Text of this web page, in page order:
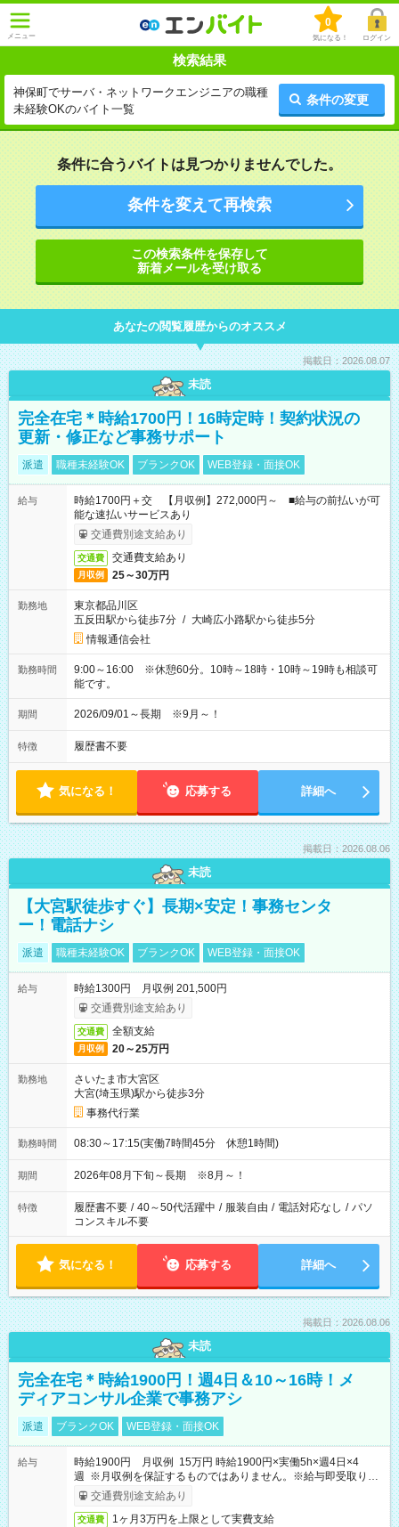
メニュー
0
気になる！ ログイン
検索結果
神保町でサーバ・ネットワークエンジニアの職種
未経験OKのバイト一覧
条件の変更
条件に合うバイトは見つかりませんでした。
条件を変えて再検索
この検索条件を保存して
新着メールを受け取る
あなたの閲覧履歴からのオススメ
掲載日：2026.08.07
未読
完全在宅＊時給1700円！16時定時！契約状況の
更新・修正など事務サポート
派遣 職種未経験OK ブランクOK WEB登録・面接OK
給与
時給1700円＋交 【月収例】272,000円～ ■給与の前払いが可
能な速払いサービスあり
交通費別途支給あり
交通費 交通費支給あり
月収例 25～30万円
勤務地
東京都品川区
五反田駅から徒歩7分 / 大崎広小路駅から徒歩5分
情報通信会社
勤務時間
9:00～16:00 ※休憩60分。10時～18時・10時～19時も相談可
能です。
期間 2026/09/01～長期 ※9月～！
特徴 履歴書不要
気になる！ 応募する 詳細へ
掲載日：2026.08.06
未読
【大宮駅徒歩すぐ】長期×安定！事務センタ
ー！電話ナシ
派遣 職種未経験OK ブランクOK WEB登録・面接OK
給与
時給1300円 月収例 201,500円
交通費別途支給あり
交通費 全額支給
月収例 20～25万円
勤務地
さいたま市大宮区
大宮(埼玉県)駅から徒歩3分
事務代行業
勤務時間 08:30～17:15(実働7時間45分 休憩1時間)
期間 2026年08月下旬～長期 ※8月～！
特徴 履歴書不要 / 40～50代活躍中 / 服装自由 / 電話対応なし / パソ
コンスキル不要
気になる！ 応募する 詳細へ
掲載日：2026.08.06
未読
完全在宅＊時給1900円！週4日＆10～16時！メ
ディアコンサル企業で事務アシ
派遣 ブランクOK WEB登録・面接OK
給与
時給1900円 月収例 15万円 時給1900円×実働5h×週4日×4
週 ※月収例を保証するものではありません。※給与即受取りサ
ービス利用可（利用条件有）
交通費別途支給あり
交通費 1ヶ月3万円を上限として実費支給